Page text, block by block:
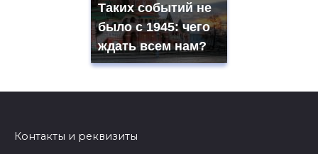
Таких событий не
было с 1945: чего
ждать всем нам?
Контакты и реквизиты